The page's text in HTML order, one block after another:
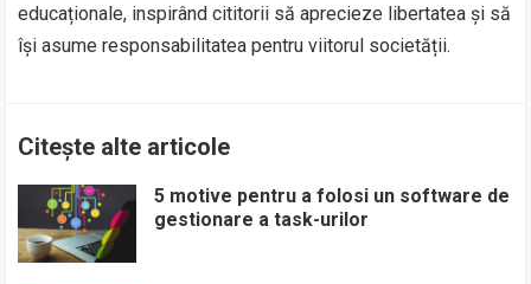
educaționale, inspirând cititorii să aprecieze libertatea și să
își asume responsabilitatea pentru viitorul societății.
Citește alte articole
5 motive pentru a folosi un software de
gestionare a task-urilor